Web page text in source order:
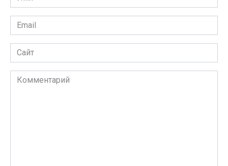
*
Email
*
Сайт
Комментарий